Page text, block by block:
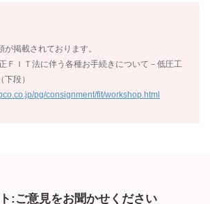
が掲載されております。
ＦＩＴ法に伴う各種お手続きについて－低圧工
段）
pg/consignment/fit/workshop.html
:ご意見をお聞かせください